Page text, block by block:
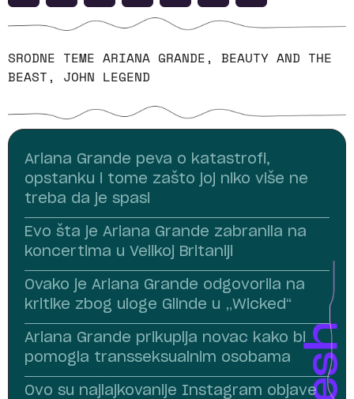
SRODNE TEME ARIANA GRANDE, BEAUTY AND THE
BEAST, JOHN LEGEND
Ariana Grande peva o katastrofi,
opstanku i tome zašto joj niko više ne
treba da je spasi
Evo šta je Ariana Grande zabranila na
koncertima u Velikoj Britaniji
Ovako je Ariana Grande odgovorila na
kritike zbog uloge Glinde u „Wicked“
Ariana Grande prikuplja novac kako bi
pomogla transseksualnim osobama
Ovo su najlajkovanije Instagram objave